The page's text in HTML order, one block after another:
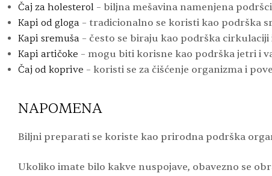
Čaj za holesterol – biljna mešavina namenjena
Kapi od gloga – tradicionalno se koristi kao podrška
Kapi sremuša – često se biraju kao podrška
Kapi artičoke – mogu biti korisne kao podrška jetri i
Čaj od koprive – koristi se za čišćenje organizma i
NAPOMENA
Biljni preparati se koriste kao prirodna podrška
Ukoliko imate bilo kakve nuspojave, obavezno se